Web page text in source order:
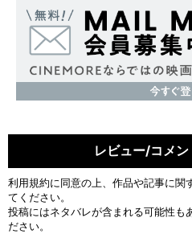
レビュー/コメ
利用規約に同意の上、作品や記事に関
てください。
投稿にはネタバレが含まれる可能性も
ださい。